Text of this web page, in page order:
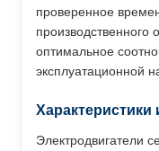
проверенное
оптимальное
эксплуатационной
Характеристики
Электродвигатели